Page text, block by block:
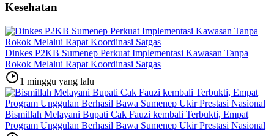
Kesehatan
Dinkes P2KB Sumenep Perkuat Implementasi Kawasan Tanpa
Rokok Melalui Rapat Koordinasi Satgas
1 minggu yang lalu
Bismillah Melayani Bupati Cak Fauzi kembali Terbukti, Empat
Program Unggulan Berhasil Bawa Sumenep Ukir Prestasi Nasional